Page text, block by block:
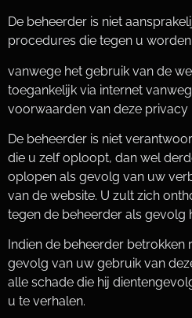
De beheerder is niet
procedures die tegen u
vanwege het gebruik van de
toegankelijk via internet
voorwaarden van deze privacy
De beheerder is niet
die u zelf oploopt, dan wel
oplopen als gevolg van uw
van de website. U zult zich
tegen de beheerder als gevolg
Indien de beheerder betrokken
gevolg van uw gebruik van
alle schade die hij
u te verhalen.